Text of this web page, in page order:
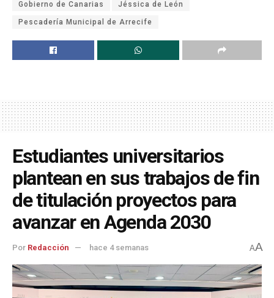
Gobierno de Canarias Jéssica de León
Pescadería Municipal de Arrecife
Estudiantes universitarios
plantean en sus trabajos de fin
de titulación proyectos para
avanzar en Agenda 2030
Por Redacción hace 4 semanas AA